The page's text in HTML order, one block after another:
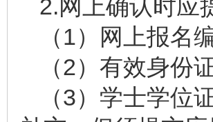
2.网上确认时应
（1）网上报名
（2）有效身份
（3）学士学位